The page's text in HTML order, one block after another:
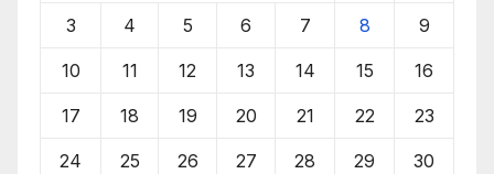
3 4 5 6 7 8 9
10 11 12 13 14 15 16
17 18 19 20 21 22 23
24 25 26 27 28 29 30